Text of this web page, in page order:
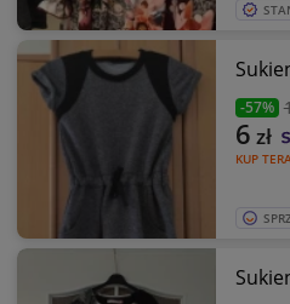
-57%
KUP
6 zł